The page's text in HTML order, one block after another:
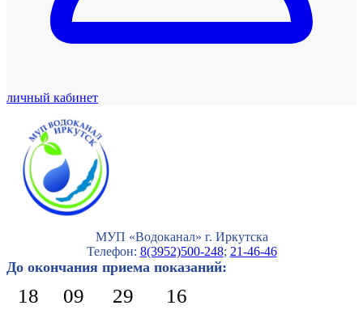
личный кабинет
МУП «Водоканал» г. Иркутска
Телефон: 8(3952)500-248; 21-46-46
До окончания приема показаний:
18 09 29 15